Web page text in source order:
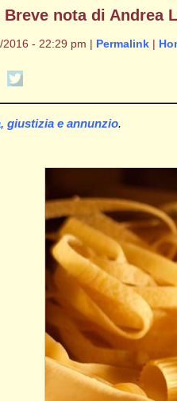
nota di Andrea
- 22:29 pm | Permalink|
giustizia e annunzio.